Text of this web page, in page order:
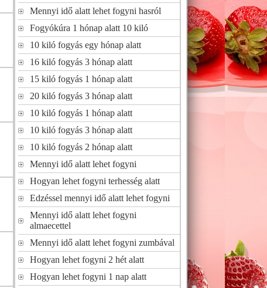
Mennyi idő alatt lehet fogyni hasról
Fogyókúra 1 hónap alatt 10 kiló
10 kiló fogyás egy hónap alatt
16 kiló fogyás 3 hónap alatt
15 kiló fogyás 1 hónap alatt
20 kiló fogyás 3 hónap alatt
10 kiló fogyás 1 hónap alatt
10 kiló fogyás 3 hónap alatt
10 kiló fogyás 2 hónap alatt
Mennyi idő alatt lehet fogyni
Hogyan lehet fogyni terhesség alatt
Edzéssel mennyi idő alatt lehet fogyni
Mennyi idő alatt lehet fogyni
almaecettel
Mennyi idő alatt lehet fogyni zumbával
Hogyan lehet fogyni 2 hét alatt
Hogyan lehet fogyni 1 nap alatt